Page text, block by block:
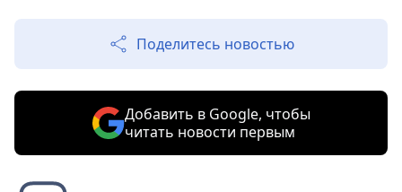
Поделитесь новостью
Добавить в Google, чтобы
читать новости первым